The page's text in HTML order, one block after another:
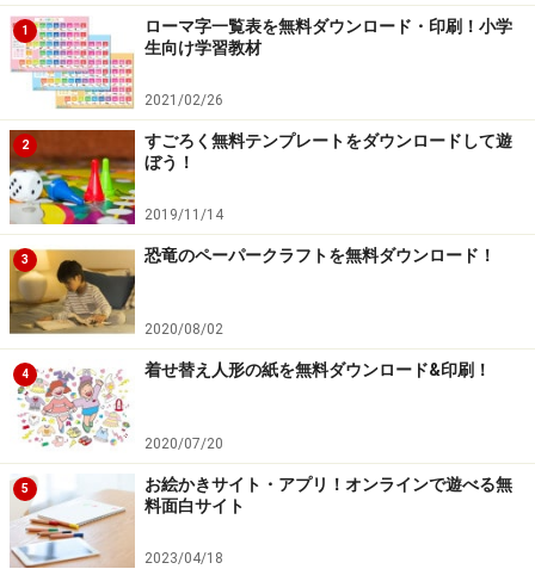
1
ローマ字一覧表を無料ダウンロード・印刷！小学
生向け学習教材
2021/02/26
2
すごろく無料テンプレートをダウンロードして遊
ぼう！
2019/11/14
3 恐竜のペーパークラフトを無料ダウンロード！
2020/08/02
4 着せ替え人形の紙を無料ダウンロード&印刷！
2020/07/20
5
お絵かきサイト・アプリ！オンラインで遊べる無
料面白サイト
2023/04/18